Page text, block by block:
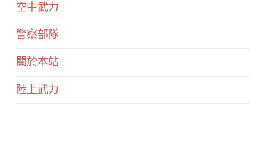
空中武力
警察部隊
關於本站
陸上武力